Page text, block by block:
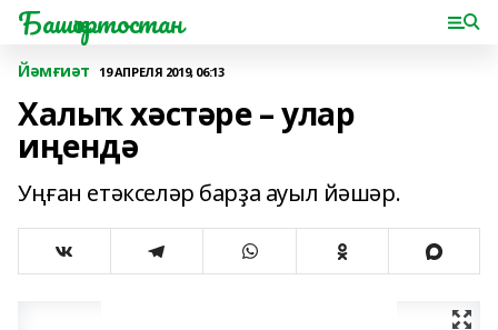
Башҡортостан
Йәмғиәт 19 АПРЕЛЯ 2019, 06:13
Халыҡ хәстәре – улар
иңендә
Уңған етәкселәр барҙа ауыл йәшәр.